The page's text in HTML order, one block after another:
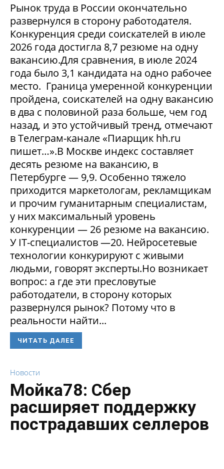
Рынок труда в России окончательно
развернулся в сторону работодателя.
Конкуренция среди соискателей в июле
2026 года достигла 8,7 резюме на одну
вакансию.Для сравнения, в июле 2024
года было 3,1 кандидата на одно рабочее
место. Граница умеренной конкуренции
пройдена, соискателей на одну вакансию
в два с половиной раза больше, чем год
назад, и это устойчивый тренд, отмечают
в Телеграм-канале «Пиарщик hh.ru
пишет…».В Москве индекс составляет
десять резюме на вакансию, в
Петербурге — 9,9. Особенно тяжело
приходится маркетологам, рекламщикам
и прочим гуманитарным специалистам,
у них максимальный уровень
конкуренции — 26 резюме на вакансию.
У IT-специалистов —20. Нейросетевые
технологии конкурируют с живыми
людьми, говорят эксперты.Но возникает
вопрос: а где эти пресловутые
работодатели, в сторону которых
развернулся рынок? Потому что в
реальности найти...
ЧИТАТЬ ДАЛЕЕ
Новости
Мойка78: Сбер
расширяет поддержку
пострадавших селлеров